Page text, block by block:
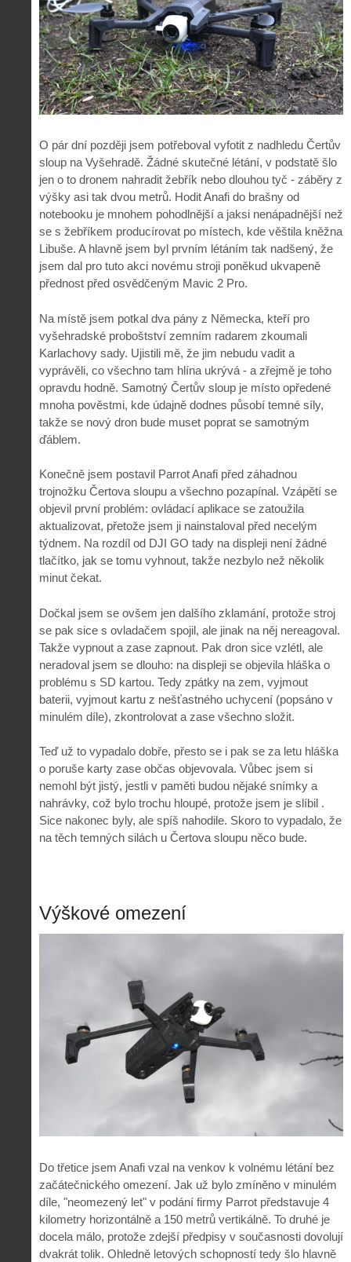
O pár dní později jsem potřeboval vyfotit z nadhledu Čertův
sloup na Vyšehradě. Žádné skutečné létání, v podstatě šlo
jen o to dronem nahradit žebřík nebo dlouhou tyč - záběry z
výšky asi tak dvou metrů. Hodit Anafi do brašny od
notebooku je mnohem pohodlnější a jaksi nenápadnější než
se s žebříkem producírovat po místech, kde věštila kněžna
Libuše. A hlavně jsem byl prvním létáním tak nadšený, že
jsem dal pro tuto akci novému stroji poněkud ukvapeně
přednost před osvědčeným Mavic 2 Pro.
Na místě jsem potkal dva pány z Německa, kteří pro
vyšehradské proboštství zemním radarem zkoumali
Karlachovy sady. Ujistili mě, že jim nebudu vadit a
vyprávěli, co všechno tam hlína ukrývá - a zřejmě je toho
opravdu hodně. Samotný Čertův sloup je místo opředené
mnoha pověstmi, kde údajně dodnes působí temné síly,
takže se nový dron bude muset poprat se samotným
ďáblem.
Konečně jsem postavil Parrot Anafi před záhadnou
trojnožku Čertova sloupu a všechno pozapínal. Vzápětí se
objevil první problém: ovládací aplikace se zatoužila
aktualizovat, přetože jsem ji nainstaloval před necelým
týdnem. Na rozdíl od DJI GO tady na displeji není žádné
tlačítko, jak se tomu vyhnout, takže nezbylo než několik
minut čekat.
Dočkal jsem se ovšem jen dalšího zklamání, protože stroj
se pak sice s ovladačem spojil, ale jinak na něj nereagoval.
Takže vypnout a zase zapnout. Pak dron sice vzlétl, ale
neradoval jsem se dlouho: na displeji se objevila hláška o
problému s SD kartou. Tedy zpátky na zem, vyjmout
baterii, vyjmout kartu z nešťastného uchycení (popsáno v
minulém díle), zkontrolovat a zase všechno složit.
Teď už to vypadalo dobře, přesto se i pak se za letu hláška
o poruše karty zase občas objevovala. Vůbec jsem si
nemohl být jistý, jestli v paměti budou nějaké snímky a
nahrávky, což bylo trochu hloupé, protože jsem je slíbil .
Sice nakonec byly, ale spíš nahodile. Skoro to vypadalo, že
na těch temných silách u Čertova sloupu něco bude.
Výškové omezení
Do třetice jsem Anafi vzal na venkov k volnému létání bez
začátečnického omezení. Jak už bylo zmíněno v minulém
díle, "neomezený let" v podání firmy Parrot představuje 4
kilometry horizontálně a 150 metrů vertikálně. To druhé je
docela málo, protože zdejší předpisy v současnosti dovolují
dvakrát tolik. Ohledně letových schopností tedy šlo hlavně